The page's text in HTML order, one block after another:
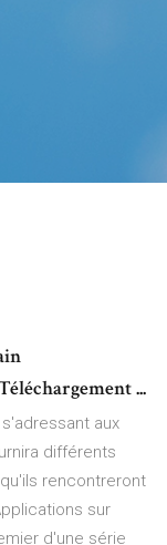
...
aux
différents
rencontreront
sur
d'une série